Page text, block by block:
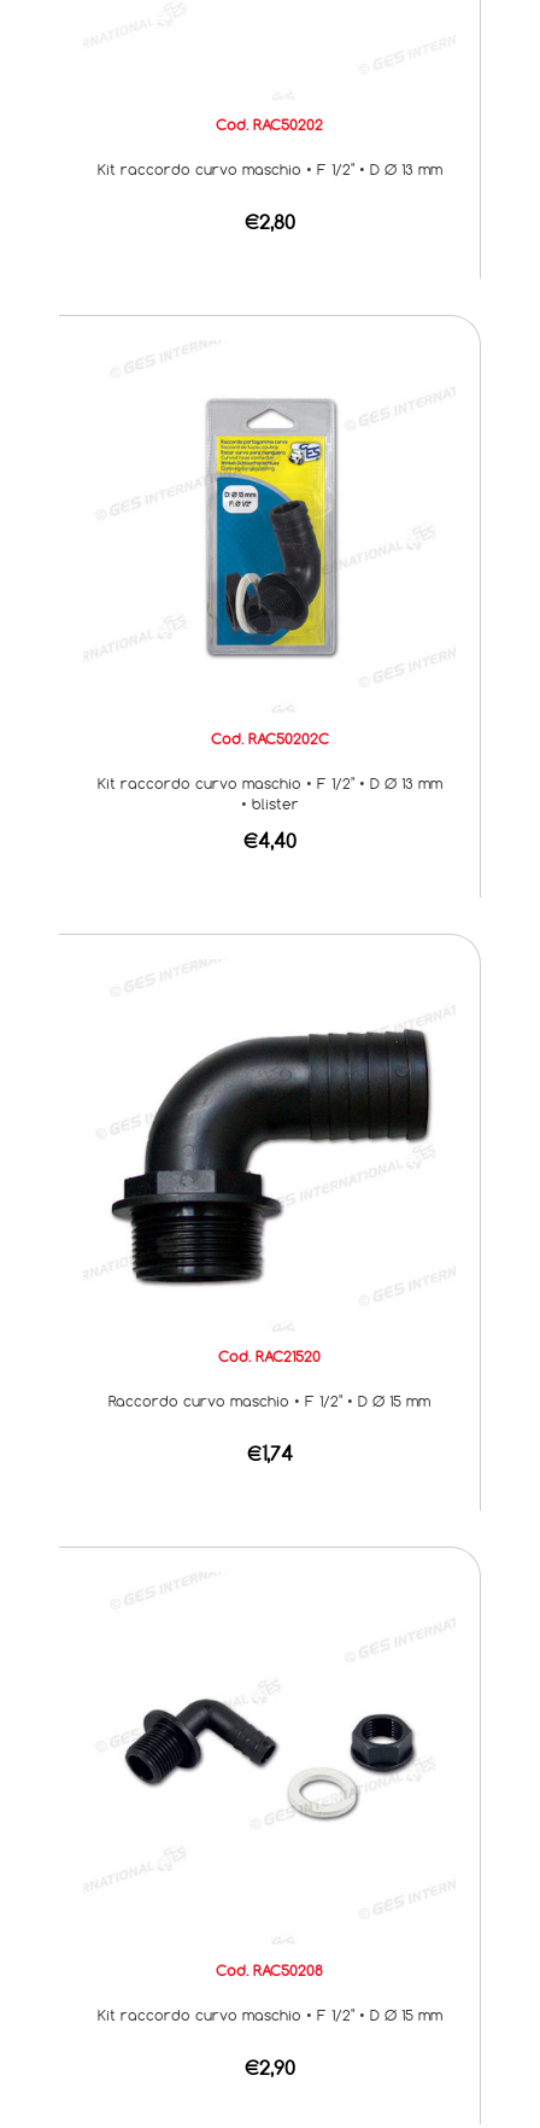
Cod. RAC50202
Kit raccordo curvo maschio • F 1/2" • D Ø 13 mm
€2,80
Cod. RAC50202C
Kit raccordo curvo maschio • F 1/2" • D Ø 13 mm
• blister
€4,40
Cod. RAC21520
Raccordo curvo maschio • F 1/2" • D Ø 15 mm
€1,74
Cod. RAC50208
Kit raccordo curvo maschio • F 1/2" • D Ø 15 mm
€2,90